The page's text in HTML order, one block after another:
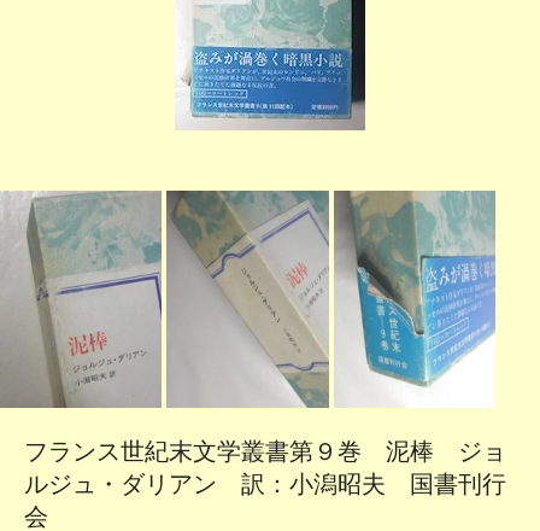
フランス世紀末文学叢書第９巻 泥棒 ジョ
ルジュ・ダリアン 訳：小潟昭夫 国書刊行
会